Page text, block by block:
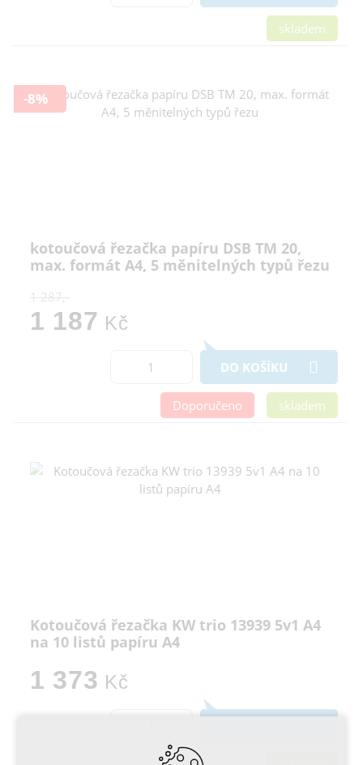
skladem
-8%
kotoučová řezačka papíru DSB TM 20,
max. formát A4, 5 měnitelných typů řezu
1 287,-
1 187 Kč
DO KOŠÍKU
Doporučeno skladem
Kotoučová řezačka KW trio 13939 5v1 A4
na 10 listů papíru A4
1 373 Kč